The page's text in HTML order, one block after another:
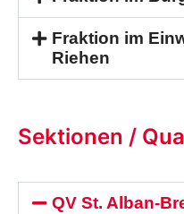
Fraktion im
Riehen
Sektionen /
QV St. Alban-